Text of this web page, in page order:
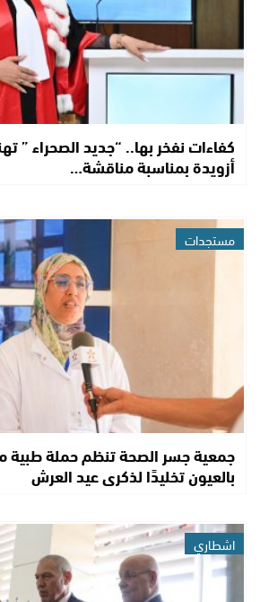
كفاءات نفخر بها.. “جديد الصحراء ”
أزويدة بمناسبة مناقشة…
مستجدات
جمعية جسر الصحة تنظم حملة طبية
بالعيون تخليدًا لذكرى عيد العرش
اشطاري